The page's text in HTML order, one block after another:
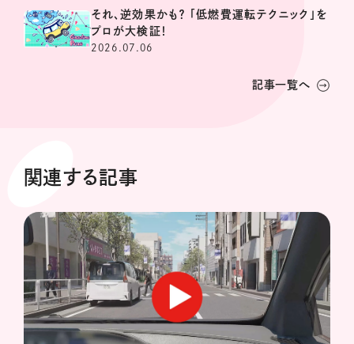
それ、逆効果かも？ 「低燃費運転テクニック」を
プロが大検証！
2026.07.06
記事一覧へ
関連する記事